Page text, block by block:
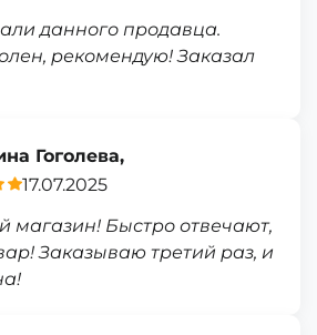
данного продавца.
рекомендую! Заказал
Гоголева,
17.07.2025
магазин! Быстро отвечают,
Заказываю третий раз, и